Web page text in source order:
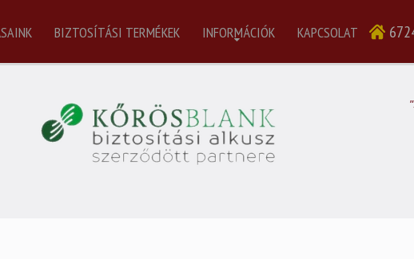
BIZTOSÍTÁSI TERMÉKEK INFORMÁCIÓK KAPCSOLAT